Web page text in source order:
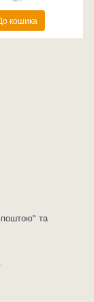
кошика
поштою" та